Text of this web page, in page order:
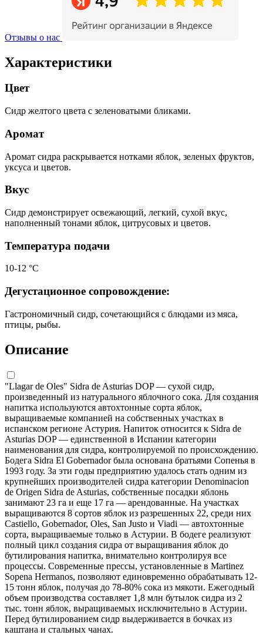
Отзывы о нас
Характеристики
Цвет
Сидр желтого цвета с зеленоватыми бликами.
Аромат
Аромат сидра раскрывается нотками яблок, зеленых фруктов,
уксуса и цветов.
Вкус
Сидр демонстрирует освежающий, легкий, сухой вкус,
наполненный тонами яблок, цитрусовых и цветов.
Температура подачи
10-12 °С
Дегустационное сопровождение:
Гастрономичный сидр, сочетающийся с блюдами из мяса,
птицы, рыбы.
Описание
"Llagar de Oles" Sidra de Asturias DOP — сухой сидр,
произведенный из натурального яблочного сока. Для создания
напитка используются автохтонные сорта яблок,
выращиваемые компанией на собственных участках в
испанском регионе Астурия. Напиток относится к Sidra de
Asturias DOP — единственной в Испании категории
наименования для сидра, контролируемой по происхождению.
Бодега Sidra El Gobernador была основана братьями Сопенья в
1993 году. За эти годы предприятию удалось стать одним из
крупнейших производителей сидра категории Denominacion
de Origen Sidra de Asturias, собственные посадки яблонь
занимают 23 га и еще 17 га — арендованные. На участках
выращиваются 8 сортов яблок из разрешенных 22, среди них
Castiello, Gobernador, Oles, San Justo и Viadi — автохтонные
сорта, выращиваемые только в Астурии. В бодеге реализуют
полный цикл создания сидра от выращивания яблок до
бутилирования напитка, внимательно контролируя все
процессы. Современные прессы, установленные в Martinez
Sopena Hermanos, позволяют единовременно обрабатывать 12-
15 тонн яблок, получая до 78-80% сока из мякоти. Ежегодный
объем производства составляет 1,8 млн бутылок сидра из 2
тыс. тонн яблок, выращиваемых исключительно в Астурии.
Перед бутилированием сидр выдерживается в бочках из
каштана и стальных чанах.